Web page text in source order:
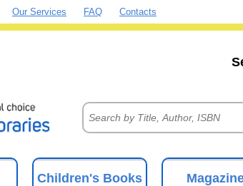
Our Services FAQ Contacts
Children's Books